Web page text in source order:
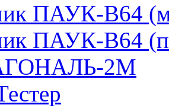
ПАУК-В64
ПАУК-В64
2М